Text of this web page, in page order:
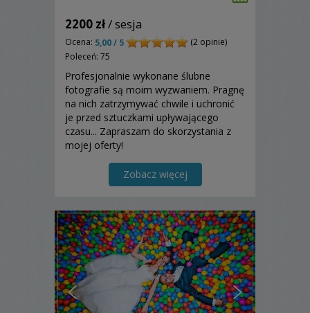
2200 zł/ sesja
Ocena: 5,00 / 5
(2 opinie)
Poleceń: 75
Profesjonalnie wykonane ślubne
fotografie są moim wyzwaniem. Pragnę
na nich zatrzymywać chwile i uchronić
je przed sztuczkami upływającego
czasu... Zapraszam do skorzystania z
mojej oferty!
Zobacz więcej